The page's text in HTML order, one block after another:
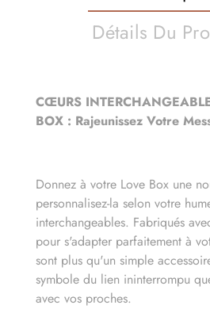
Détails Du
CŒURS
BOX : Rajeunissez Votre
Donnez à votre Love Box une
personnalisez-la selon votre
interchangeables. Fabriqués
pour s'adapter parfaitement à
sont plus qu'un simple
symbole du lien ininterrompu
avec vos proches.